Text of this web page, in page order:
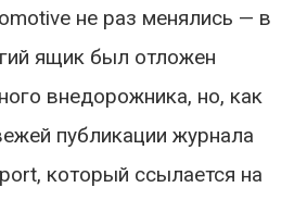
не раз менялись — в
ящик был отложен
внедорожника, но, как
публикации журнала
который ссылается на